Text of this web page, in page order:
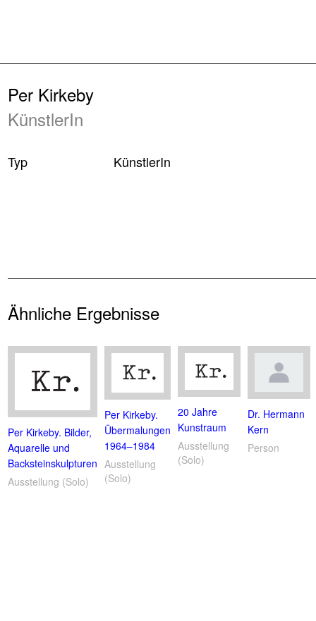
Per Kirkeby
KünstlerIn
Typ KünstlerIn
Ähnliche Ergebnisse
Per Kirkeby. Bilder,
Aquarelle und
Backsteinskulpturen
Ausstellung (Solo)
Per Kirkeby.
Übermalungen
1964–1984
Ausstellung
(Solo)
20 Jahre
Kunstraum
Ausstellung
(Solo)
Dr. Hermann
Kern
Person